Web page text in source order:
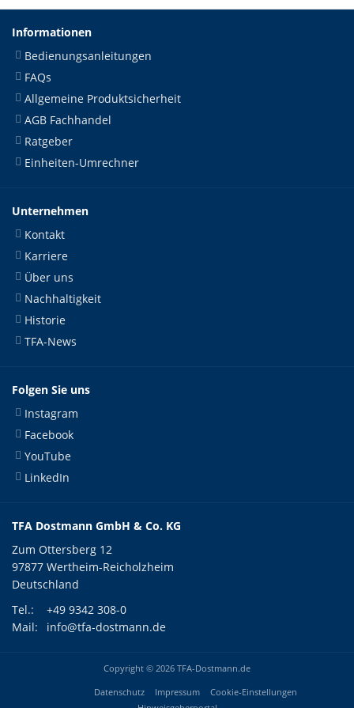
Informationen
Bedienungsanleitungen
FAQs
Allgemeine Produktsicherheit
AGB Fachhandel
Ratgeber
Einheiten-Umrechner
Unternehmen
Kontakt
Karriere
Über uns
Nachhaltigkeit
Historie
TFA-News
Folgen Sie uns
Instagram
Facebook
YouTube
LinkedIn
TFA Dostmann GmbH & Co. KG
Zum Ottersberg 12
97877 Wertheim-Reicholzheim
Deutschland
Tel.:
+49 9342 308-0
Mail:
info@tfa-dostmann.de
Copyright © 2026 TFA-Dostmann.de
Datenschutz Impressum
Cookie-Einstellungen